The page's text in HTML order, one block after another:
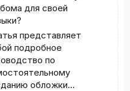
для своей
представляет
подробное
по
обложки...